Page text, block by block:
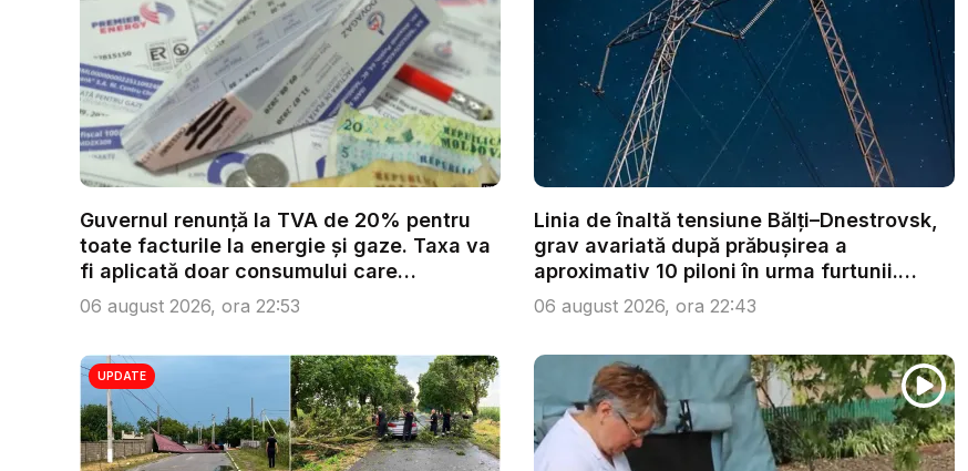
Guvernul renunță la TVA de 20% pentru
toate facturile la energie și gaze. Taxa va
fi aplicată doar consumului care
depășeș...
06 august 2026, ora 22:53
Linia de înaltă tensiune Bălți–Dnestrovsk,
grav avariată după prăbușirea a
aproximativ 10 piloni în urma furtunii.
Ech...
06 august 2026, ora 22:43
UPDATE